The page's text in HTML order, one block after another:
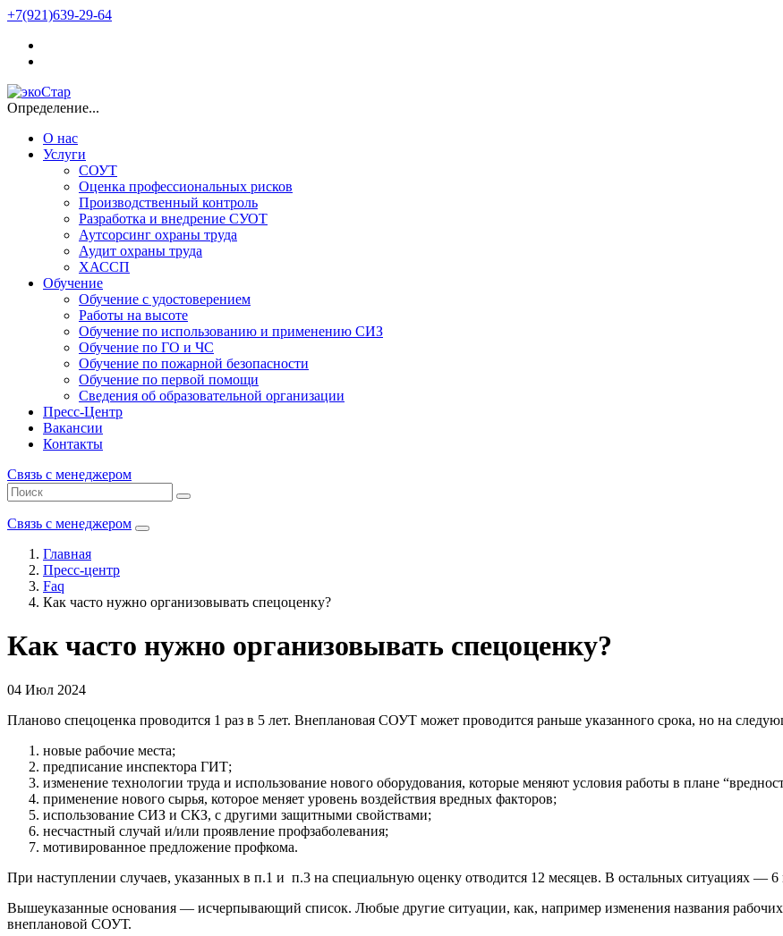
+7(921)639-29-64
Определение...
О нас
Услуги
СОУТ
Оценка профессиональных рисков
Производственный контроль
Разработка и внедрение СУОТ
Аутсорсинг охраны труда
Аудит охраны труда
ХАССП
Обучение
Обучение с удостоверением
Работы на высоте
Обучение по использованию и применению СИЗ
Обучение по ГО и ЧС
Обучение по пожарной безопасности
Обучение по первой помощи
Сведения об образовательной организации
Пресс-Центр
Вакансии
Контакты
Связь с менеджером
Связь с менеджером
Главная
Пресс-центр
Faq
Как часто нужно организовывать спецоценку?
Как часто нужно организовывать спецоценку?
04 Июл 2024
Планово спецоценка проводится 1 раз в 5 лет. Внеплановая СОУТ может проводится раньше указанного срока, но на
новые рабочие места;
предписание инспектора ГИТ;
изменение технологии труда и использование нового оборудования, которые меняют условия работы в плане
применение нового сырья, которое меняет уровень воздействия вредных факторов;
использование СИЗ и СКЗ, с другими защитными свойствами;
несчастный случай и/или проявление профзаболевания;
мотивированное предложение профкома.
При наступлении случаев, указанных в п.1 и п.3 на специальную оценку отводится 12 месяцев. В остальных ситуациях — 6
Вышеуказанные основания — исчерпывающий список. Любые другие ситуации, как, например изменения названия
внеплановой СОУТ.